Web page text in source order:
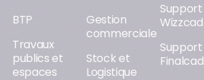
BTP
Travaux
publics et
espaces
Gestion
commerciale
Stock et
Logistique
Support
Wizzcad
Support
Finalcad